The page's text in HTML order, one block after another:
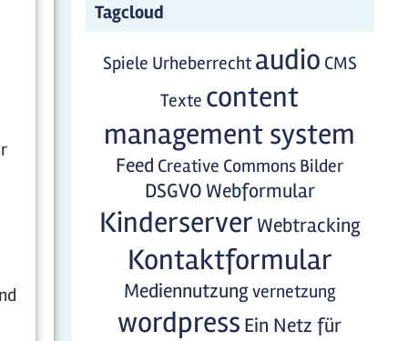
Tagcloud
Spiele Urheberrecht audio CMS
Texte content
management system
Feed Creative Commons Bilder
DSGVO Webformular
Kinderserver Webtracking
Kontaktformular
Mediennutzungvernetzung
wordpress Ein Netz für